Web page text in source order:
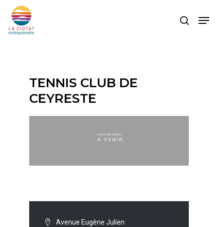
main
search
TENNIS CLUB DE
CEYRESTE
Avenue Eugène Julien